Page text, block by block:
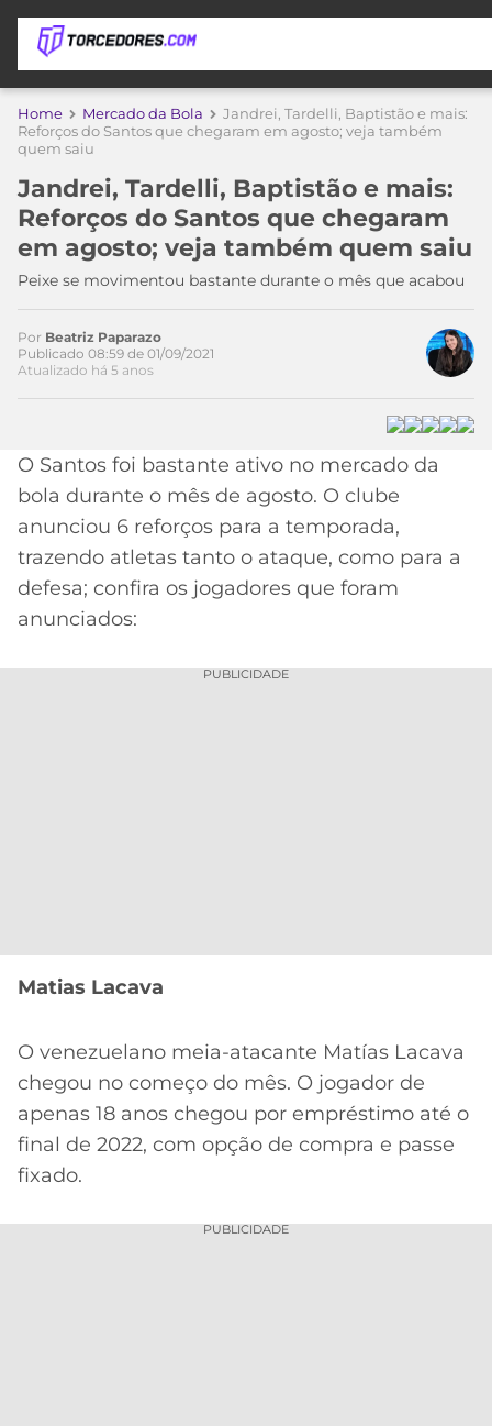
APOSTAS
DICAS
DE
APOSTA
MELHORES
SITES
DE
APOSTAS
2026
BETBOOM
CÓDIGO
DE
INDICAÇÃO
BET365
MELHORES
CASSINOS
ÚLTIMAS
COPA
DO
MUNDO
MEU
TIME
PALMEIRAS
CORINTHIANS
SÃO
PAULO
SANTOS
INTERNACIONAL
ATLÉTICO
MG
CRUZEIRO
CAMPEONATOS
SÉRIE
A
LIBERTADORES
COPA
CAMPEÕES
ESPORTIVA
MERCADO
DA
Home Mercado da Bola
Jandrei, Tardelli, Baptistão e mais:
Reforços do Santos que chegaram em agosto; veja também
quem saiu
Jandrei, Tardelli, Baptistão e mais:
Reforços do Santos que chegaram
em agosto; veja também quem saiu
Peixe se movimentou bastante durante o mês que acabou
Por Beatriz Paparazo
Publicado 08:59 de 01/09/2021
Atualizado há 5 anos
O Santos foi bastante ativo no mercado da
bola durante o mês de agosto. O clube
anunciou 6 reforços para a temporada,
trazendo atletas tanto o ataque, como para a
defesa; confira os jogadores que foram
anunciados:
PUBLICIDADE
Matias Lacava
O venezuelano meia-atacante Matías Lacava
chegou no começo do mês. O jogador de
apenas 18 anos chegou por empréstimo até o
final de 2022, com opção de compra e passe
fixado.
PUBLICIDADE